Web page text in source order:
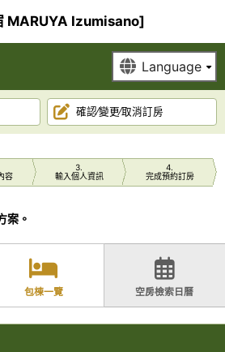
MARUYA Izumisano]
確認∕變更∕取消訂房
容
3
輸入個人資訊
4
完成預約訂房
案。
包棟一覽 空房檢索日曆